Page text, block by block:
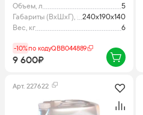
Объем, л
5
Габариты (ВхШхГ), мм240x190x140
Вес, кг
6
-10%по кодуQBB044889
9 600₽
Арт. 227622